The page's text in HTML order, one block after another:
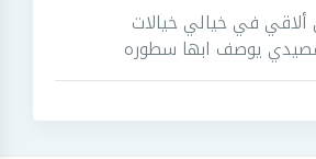
ألاقي في خيالي خيالات
يوصف ابها سطوره